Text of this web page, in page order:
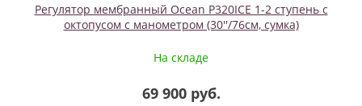
Регулятор мембранный Ocean P320ICE 1-2 ступень с
октопусом с манометром (30''/76см, сумка)
На складе
69 900 руб.